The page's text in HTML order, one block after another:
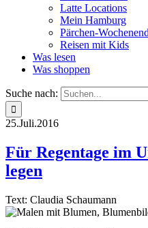
Latte Locations
Mein Hamburg
Pärchen-
Reisen mit Kids
Was lesen
Was shoppen
Suche nach:
25.Juli.2016
Für Regentage im
legen
Text: Claudia Schaumann